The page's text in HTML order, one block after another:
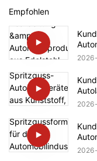
Empfohlen
2026
2026
BMW
2026